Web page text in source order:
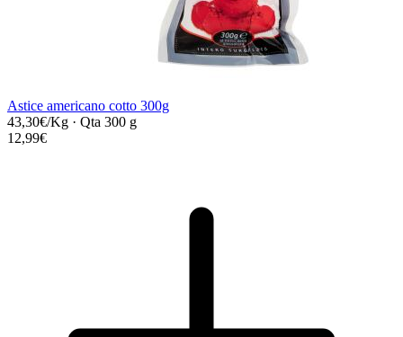
Astice americano cotto 300g
43,30€/Kg · Qta 300 g
12,99€